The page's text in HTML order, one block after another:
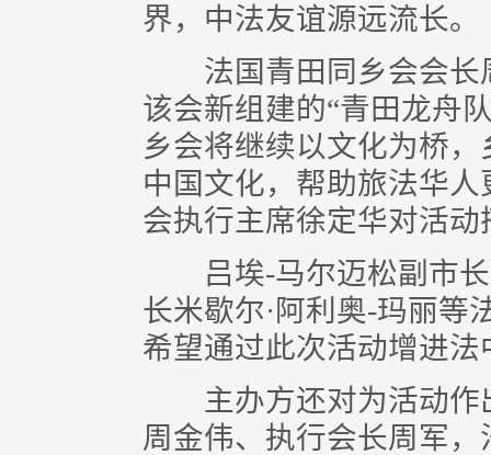
界，中法友谊源远流长。
法国青田同乡会会长
该会新组建的“青田龙舟
乡会将继续以文化为桥
中国文化，帮助旅法华
会执行主席徐定华对活
吕埃-马尔迈松副市长
长米歇尔·阿利奥-玛丽等
希望通过此次活动增进
主办方还对为活动作
周金伟、执行会长周军